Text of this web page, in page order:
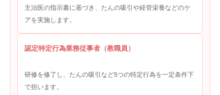
主治医の指示書に基づき、たんの吸引や経管栄養などのケ
アを実施します。
認定特定行為業務従事者（教職員）
研修を修了し、たんの吸引など5つの特定行為を一定条件下
で担います。